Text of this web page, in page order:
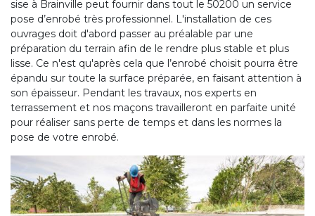
sise à Brainville peut fournir dans tout le 50200 un service
pose d’enrobé très professionnel. L'installation de ces
ouvrages doit d'abord passer au préalable par une
préparation du terrain afin de le rendre plus stable et plus
lisse. Ce n'est qu'après cela que l’enrobé choisit pourra être
épandu sur toute la surface préparée, en faisant attention à
son épaisseur. Pendant les travaux, nos experts en
terrassement et nos maçons travailleront en parfaite unité
pour réaliser sans perte de temps et dans les normes la
pose de votre enrobé.